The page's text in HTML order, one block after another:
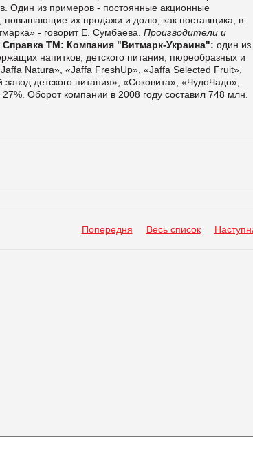
Один из примеров - постоянные акционные
повышающие их продажи и долю, как поставщика, в
- говорит Е. Сумбаева. Производители и
Справка ТМ: Компания "Витмарк-Украина": один из
напитков, детского питания, пюреобразных и
Natura», «Jaffa FreshUp», «Jaffa Selected Fruit»,
детского питания», «Соковита», «ЧудоЧадо»,
Оборот компании в 2008 году составил 748 млн.
Попередня Весь список